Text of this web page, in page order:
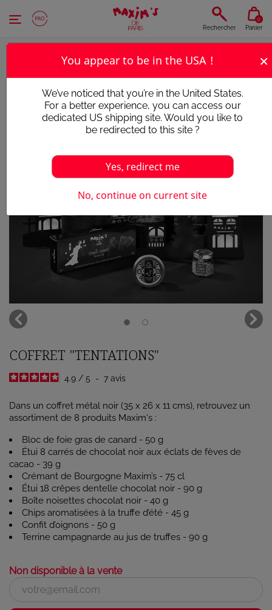
Panneau de gestion des cookies
Rechercher Panier
0
COFFRET "TENTATIONS"
4.9 / 5 - 7 avis
Dans un coffret métal noir (35 x 26 x 11 cms), retrouvez un
assortiment de 8 produits Maxim's :
Bloc de foie gras de canard - 50 g
Étui 8 carrés de chocolat noir aux éclats de fèves de
cacao - 39 g
Crémant de Bourgogne Maxim’s - 75 cl
Étui 18 crêpes dentelle chocolat noir - 90 g
Boîte noisettes chocolat noir - 40 g
Chips aromatisées à la truffe d’été - 45 g
Confit d’oignons - 50 g
Terrine campagnarde au jus de truffes - 90 g
Non disponible à la vente
You appear to be in the USA ! ×
We’ve noticed that you’re in the United States.
For a better experience, you can access our
dedicated US shipping site. Would you like to
be redirected to this site ?
Yes, redirect me
No, continue on current site